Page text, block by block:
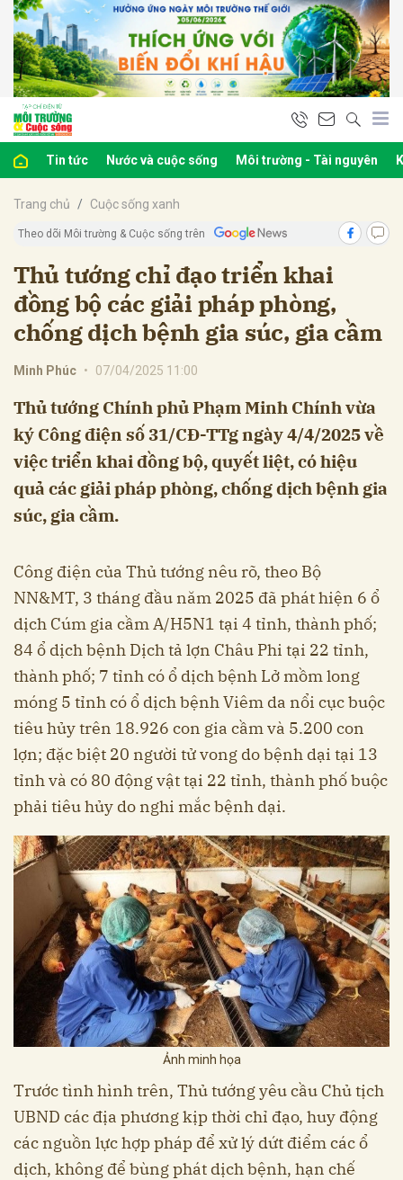
Tin tức Nước và cuộc sống Môi trường - Tài nguyên
Trang chủ Cuộc sống xanh
Theo dõi Môi trường & Cuộc sống trên
Thủ tướng chỉ đạo triển khai
đồng bộ các giải pháp phòng,
chống dịch bệnh gia súc, gia cầm
Minh Phúc • 07/04/2025 11:00
Thủ tướng Chính phủ Phạm Minh Chính vừa
ký Công điện số 31/CĐ-TTg ngày 4/4/2025 về
việc triển khai đồng bộ, quyết liệt, có hiệu
quả các giải pháp phòng, chống dịch bệnh gia
súc, gia cầm.
Công điện của Thủ tướng nêu rõ, theo Bộ
NN&MT, 3 tháng đầu năm 2025 đã phát hiện 6 ổ
dịch Cúm gia cầm A/H5N1 tại 4 tỉnh, thành phố;
84 ổ dịch bệnh Dịch tả lợn Châu Phi tại 22 tỉnh,
thành phố; 7 tỉnh có ổ dịch bệnh Lở mồm long
móng 5 tỉnh có ổ dịch bệnh Viêm da nổi cục buộc
tiêu hủy trên 18.926 con gia cầm và 5.200 con
lợn; đặc biệt 20 người tử vong do bệnh dại tại 13
tỉnh và có 80 động vật tại 22 tỉnh, thành phố buộc
phải tiêu hủy do nghi mắc bệnh dại.
Ảnh minh họa
Trước tình hình trên, Thủ tướng yêu cầu Chủ tịch
UBND các địa phương kịp thời chỉ đạo, huy động
các nguồn lực hợp pháp để xử lý dứt điểm các ổ
dịch, không để bùng phát dịch bệnh, hạn chế
luận
Hủy